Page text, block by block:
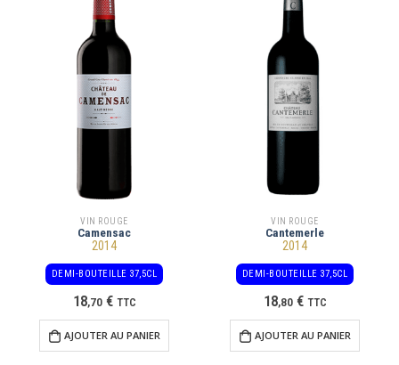
VIN ROUGE
Camensac
2014
DEMI-BOUTEILLE 37,5CL
18,70 € TTC
AJOUTER AU PANIER
VIN ROUGE
Cantemerle
2014
DEMI-BOUTEILLE 37,5CL
18,80 € TTC
AJOUTER AU PANIER